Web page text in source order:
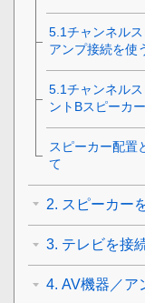
5.1チャンネル
アンプ接続を使
5.1チャンネル
ントBスピーカ
スピーカー配置
て
2. スピーカー
3. テレビを接
4. AV機器／ア